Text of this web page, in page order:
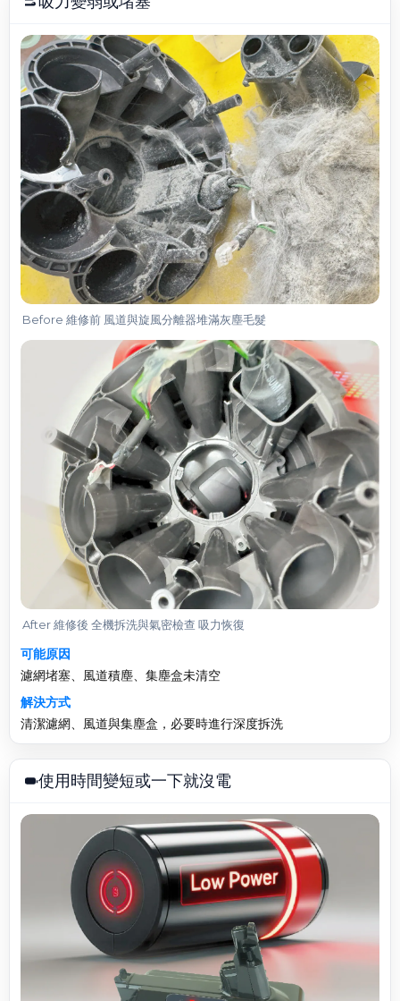
Before 維修前 風道與旋風分離器堆滿灰塵毛髮
After 維修後 全機拆洗與氣密檢查 吸力恢復
可能原因
濾網堵塞、風道積塵、集塵盒未清空
解決方式
清潔濾網、風道與集塵盒，必要時進行深度拆洗
使用時間變短或一下就沒電